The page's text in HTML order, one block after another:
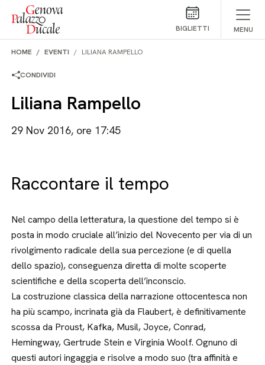
Salta al contenuto
BIGLIETTI MENU
HOME EVENTI LILIANA RAMPELLO
CONDIVIDI
Liliana Rampello
29 Nov 2016, ore 17:45
Raccontare il tempo
Nel campo della letteratura, la questione del tempo si è
posta in modo cruciale all’inizio del Novecento per via di un
rivolgimento radicale della sua percezione (e di quella
dello spazio), conseguenza diretta di molte scoperte
scientifiche e della scoperta dell’inconscio.
La costruzione classica della narrazione ottocentesca non
ha più scampo, incrinata già da Flaubert, è definitivamente
scossa da Proust, Kafka, Musil, Joyce, Conrad,
Hemingway, Gertrude Stein e Virginia Woolf. Ognuno di
questi autori ingaggia e risolve a modo suo (tra affinità e